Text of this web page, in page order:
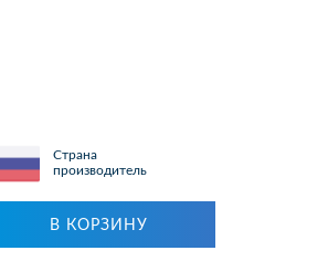
Страна
производитель
В КОРЗИНУ